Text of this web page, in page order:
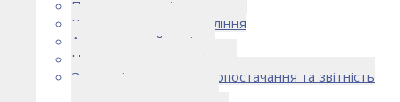
Правоустановчі документи
Рішення органу управління
Аудиторський комітет
Нормативно-правові акти
Загальні умови електропостачання та звітність